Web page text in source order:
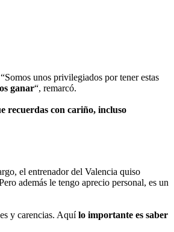
unos privilegiados por tener estas
ganar“, remarcó.
recuerdas con cariño, incluso
el entrenador del Valencia quiso
además le tengo aprecio personal, es un
y carencias. Aquílo importante es saber